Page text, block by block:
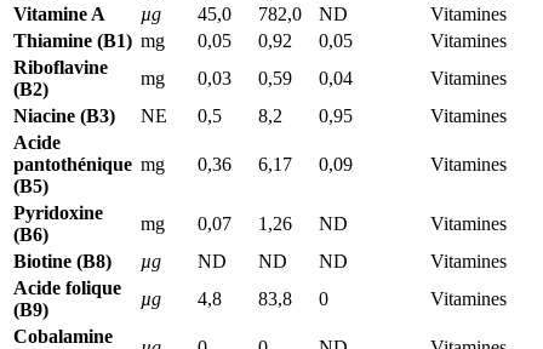
Vitamine A
µg 45,0 782,0 ND
Vitamines
Thiamine (B1) mg 0,05 0,92 0,05
Vitamines
Riboflavine
(B2)
mg 0,03 0,59 0,04
Vitamines
Niacine (B3)
NE 0,5 8,2 0,95
Vitamines
Acide
pantothénique
(B5)
mg 0,36 6,17 0,09 Vitamines
Pyridoxine
(B6)
mg 0,07 1,26 ND
Vitamines
Biotine (B8)
µg ND ND ND
Vitamines
Acide folique
(B9)
µg 4,8 83,8 0
Vitamines
Cobalamine